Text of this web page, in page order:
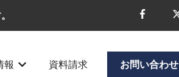
メニューを表示
報
企業情報のサブメニューを表示
資料請求 お問い合わせ